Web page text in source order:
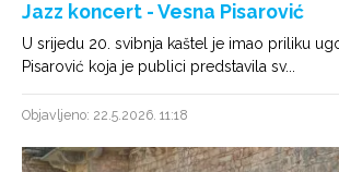
Jazz koncert - Vesna Pisarović
U srijedu 20. svibnja kaštel je imao priliku
Pisarović koja je publici predstavila sv...
Objavljeno: 22.5.2026. 11:18